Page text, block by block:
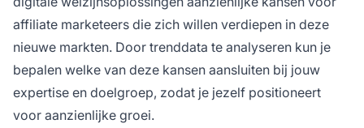
affiliate marketeers die zich willen verdiepen in deze
nieuwe markten. Door trenddata te analyseren kun je
bepalen welke van deze kansen aansluiten bij jouw
expertise en doelgroep, zodat je jezelf positioneert
voor aanzienlijke groei.